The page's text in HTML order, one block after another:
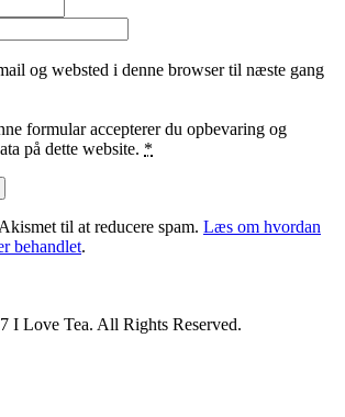
og websted i denne browser til næste gang
formular accepterer du opbevaring og
på dette website. *
til at reducere spam. Læs om hvordan
behandlet.
I Love Tea. All Rights Reserved.